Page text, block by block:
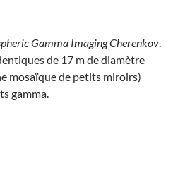
Gamma Imaging Cherenkov.
de 17 m de diamètre
mosaïque de petits miroirs)
gamma.
télescope